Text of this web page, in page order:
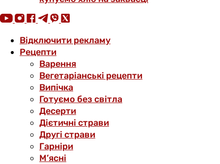
Відключити рекламу
Рецепти
Варення
Вегетаріанські рецепти
Випічка
Готуємо без світла
Десерти
Дієтичні страви
Другі страви
Гарніри
М’ясні